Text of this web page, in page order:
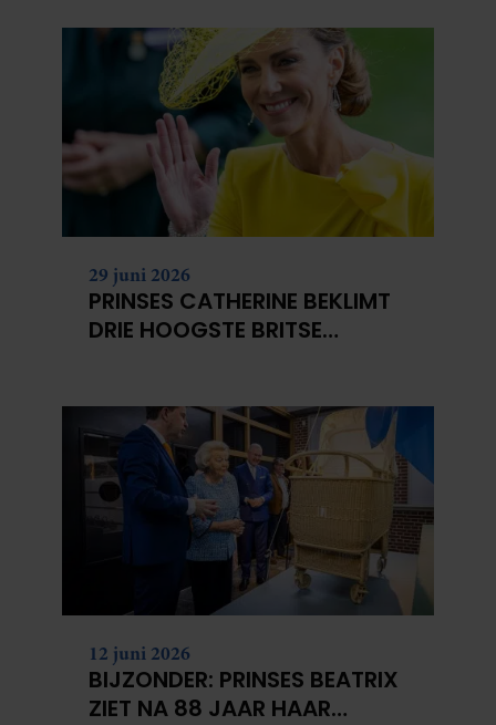
29 juni 2026
PRINSES CATHERINE BEKLIMT
DRIE HOOGSTE BRITSE
12 juni 2026
BIJZONDER: PRINSES BEATRIX
ZIET NA 88 JAAR HAAR